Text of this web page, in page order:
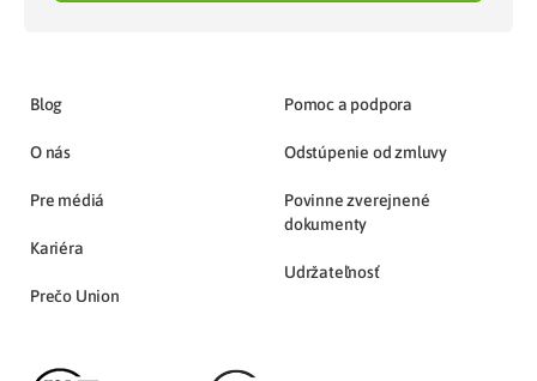
Blog
O nás
Pre médiá
Kariéra
Prečo Union
Pomoc a podpora
Odstúpenie od zmluvy
Povinne zverejnené
dokumenty
Udržateľnosť